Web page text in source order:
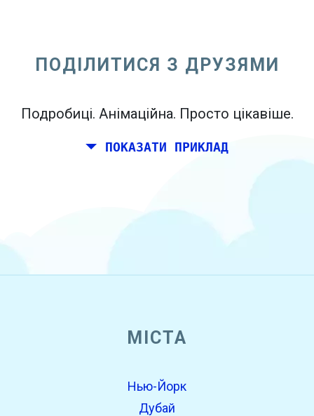
Мадриді, і ваші друзі живуть в Дубліні і
ПОДІЛИТИСЯ З ДРУЗЯМИ
Подробиці. Анімаційна. Просто цікавіше.
ПОКАЗАТИ ПРИКЛАД
МІСТА
Нью-Йорк
Дубай